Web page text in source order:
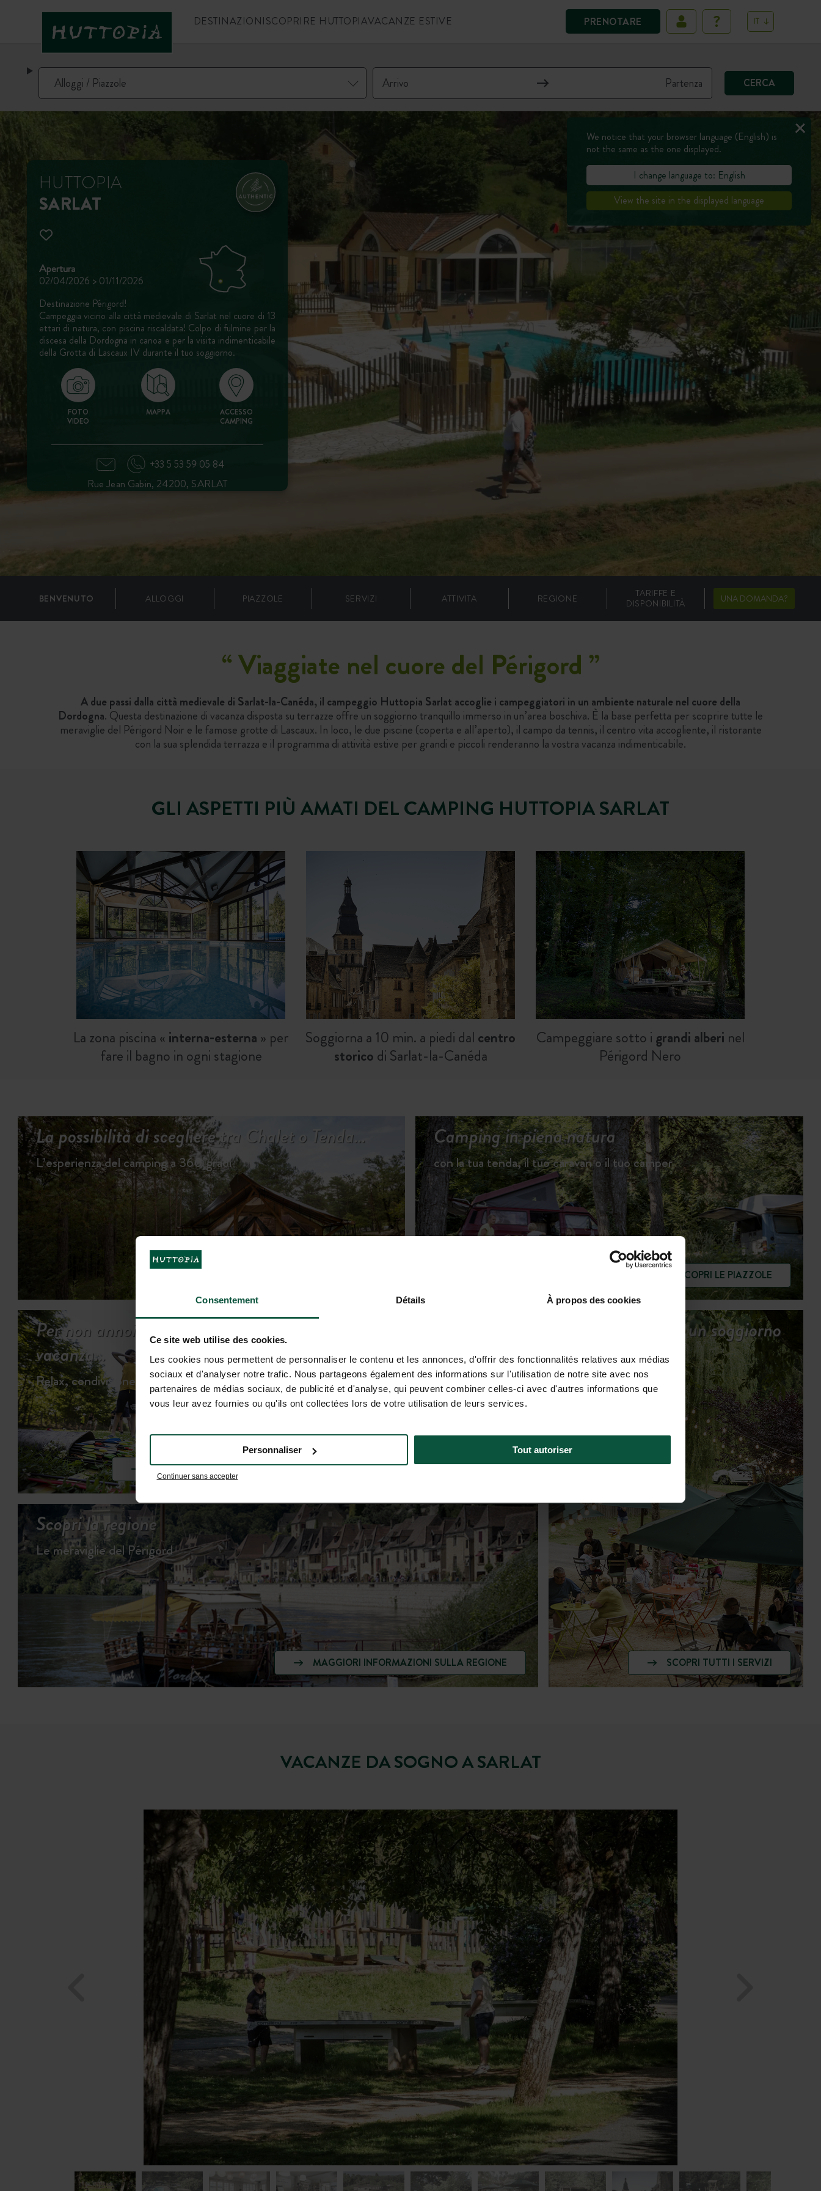
Consentement Détails À propos des cookies
Ce site web utilise des cookies.
Les cookies nous permettent de personnaliser le contenu et les annonces, d'offrir des fonctionnalités relatives aux médias
sociaux et d'analyser notre trafic. Nous partageons également des informations sur l'utilisation de notre site avec nos
partenaires de médias sociaux, de publicité et d'analyse, qui peuvent combiner celles-ci avec d'autres informations que
vous leur avez fournies ou qu'ils ont collectées lors de votre utilisation de leurs services.
Continuer sans accepter
Personnaliser Tout autoriser
PRENOTARE
DESTINAZIONISCOPRIRE HUTTOPIAVACANZE ESTIVE IT
CERCA
HUTTOPIA
SARLAT
Apertura
02/04/2026 > 01/11/2026
Destinazione Périgord!
Campeggia vicino alla città medievale di Sarlat nel cuore di 13
ettari di natura, con piscina riscaldata! Colpo di fulmine per la
discesa della Dordogna in canoa e per la visita indimenticabile
della Grotta di Lascaux IV durante il tuo soggiorno.
FOTO
VIDEO
MAPPA
ACCESSO
CAMPING
+33 5 53 59 05 84
Rue Jean Gabin, 24200, SARLAT
BENVENUTO ALLOGGI PIAZZOLE SERVIZI ATTIVITA REGIONE
TARIFFE E
DISPONIBILITÀ
UNA DOMANDA?
“Viaggiate nel cuore del Périgord ”
A due passi dalla città medievale di Sarlat-la-Canéda, il campeggio Huttopia Sarlat accoglie i campeggiatori in un ambiente naturale nel cuore della
Dordogna. Questa destinazione di vacanza disposta su terrazze offre un soggiorno tranquillo immerso in un’area boschiva. È la base perfetta per scoprire tutte le
meraviglie del Périgord Noir e le famose grotte di Lascaux. In loco, le due piscine (coperta e all’aperto), il campo da tennis, il centro vita accogliente, il ristorante
con la sua splendida terrazza e il programma di attività estive per grandi e piccoli renderanno la vostra vacanza indimenticabile.
GLI ASPETTI PIÙ AMATI DEL CAMPING HUTTOPIA SARLAT
La zona piscina « interna-esterna » per
fare il bagno in ogni stagione
Soggiorna a 10 min. a piedi dal centro
storico di Sarlat-la-Canéda
Campeggiare sotto i grandi alberi nel
Périgord Nero
La possibilità di scegliere tra Chalet o Tenda…
L’esperienza del camping a 360 gradi
Camping in piena natura
con la tua tenda, il tuo caravan o il tuo camper
SCOPRI LE PIAZZOLE
Per non annoiarsi mai in
vacanza…
Relax, condivisione e giochi…
SCOPRI LE ATTIVITÀ
Tariffe e disponibilità
Tutti i servizi per un soggiorno
sereno
SCOPRI TUTTI I SERVIZI
Scopri la regione
Le meraviglie del Périgord
MAGGIORI INFORMAZIONI SULLA REGIONE
VACANZE DA SOGNO A SARLAT
We notice that your browser language (English) is
not the same as the one displayed.
I change language to: English
View the site in the displayed language